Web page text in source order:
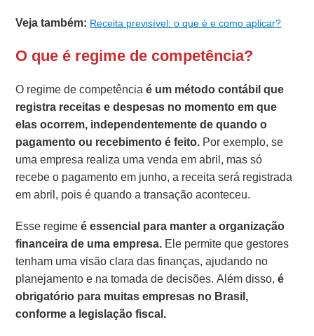
Veja também: Receita previsível: o que é e como aplicar?
O que é regime de competência?
O regime de competênciaé um método contábil que
registra receitas e despesas no momento em que
elas ocorrem, independentemente de quando o
pagamento ou recebimento é feito. Por exemplo, se
uma empresa realiza uma venda em abril, mas só
recebe o pagamento em junho, a receita será registrada
em abril, pois é quando a transação aconteceu.
Esse regimeé essencial para manter a organização
financeira de uma empresa. Ele permite que gestores
tenham uma visão clara das finanças, ajudando no
planejamento e na tomada de decisões. Além disso,é
obrigatório para muitas empresas no Brasil,
conforme a legislação fiscal.